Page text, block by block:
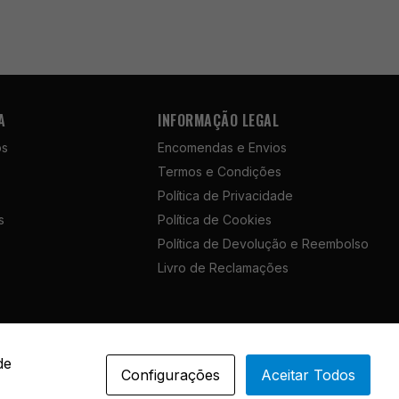
INFORMAÇÃO LEGAL
Encomendas e Envios
Termos e Condições
Política de Privacidade
Política de Cookies
Política de Devolução e Reembolso
Livro de Reclamações
Portuguese
Configurações Aceitar Todos